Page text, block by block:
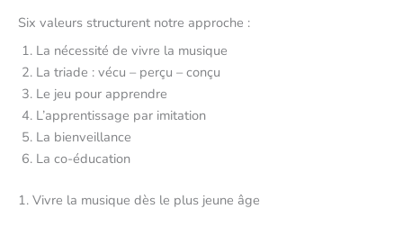
Six valeurs structurent notre approche :
La nécessité de vivre la musique
La triade : vécu – perçu – conçu
Le jeu pour apprendre
L’apprentissage par imitation
La bienveillance
La co-éducation
1. Vivre la musique dès le plus jeune âge